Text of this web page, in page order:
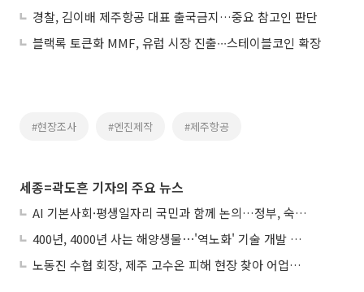
경찰, 김이배 제주항공 대표 출국금지…중요 참고인 판단
블랙록 토큰화 MMF, 유럽 시장 진출∙∙∙스테이블코인 확장
#현장조사 #엔진제작 #제주항공
세종=곽도흔 기자의 주요 뉴스
AI 기본사회·평생일자리 국민과 함께 논의…정부, 숙의공론화 착수
400년, 4000년 사는 해양생물⋯'역노화' 기술 개발 추진
노동진 수협 회장, 제주 고수온 피해 현장 찾아 어업인 지원 점검